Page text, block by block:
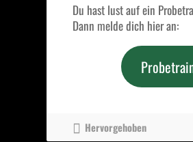
Du hast lust auf ein
Dann melde dich hier an:
Hervorgehoben